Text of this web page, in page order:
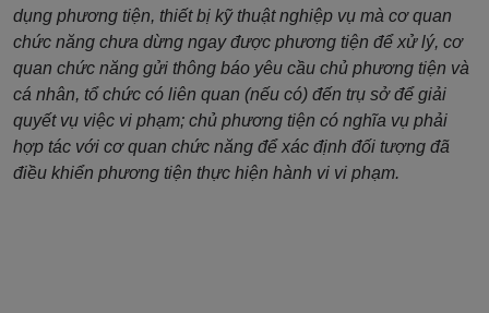
dụng phương tiện, thiết bị kỹ thuật nghiệp vụ mà cơ quan
chức năng chưa dừng ngay được phương tiện để xử lý, cơ
quan chức năng gửi thông báo yêu cầu chủ phương tiện và
cá nhân, tổ chức có liên quan (nếu có) đến trụ sở để giải
quyết vụ việc vi phạm; chủ phương tiện có nghĩa vụ phải
hợp tác với cơ quan chức năng để xác định đối tượng đã
điều khiển phương tiện thực hiện hành vi vi phạm.